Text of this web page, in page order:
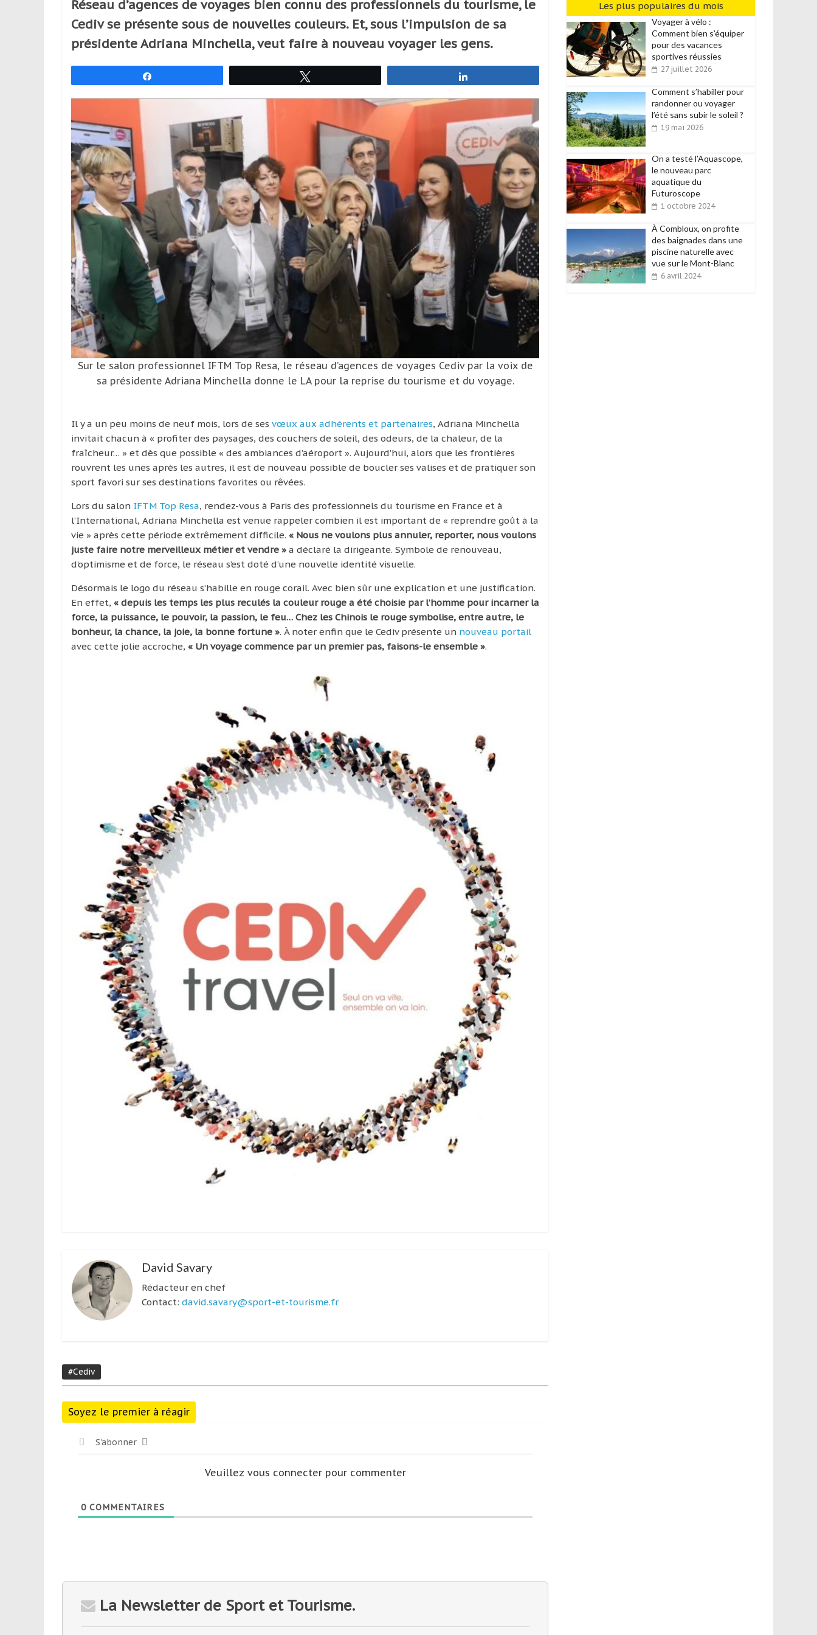
réguliers,
pratiquants,
passionnés
simples
spectateurs
de
qui
se
déplacent
en
France
l’étranger
pour
assouvir
leur
passion,
tout
en
profitant
de
découverte
pays
d’une
région
Réseau d’agences de voyages bien connu des professionnels du tourisme, le
Cediv se présente sous de nouvelles couleurs. Et, sous l’impulsion de sa
présidente Adriana Minchella, veut faire à nouveau voyager les gens.
Sur le salon professionnel IFTM Top Resa, le réseau d’agences de voyages Cediv par la voix de
sa présidente Adriana Minchella donne le LA pour la reprise du tourisme et du voyage.
Il y a un peu moins de neuf mois, lors de ses vœux aux adhérents et partenaires, Adriana Minchella
invitait chacun à « profiter des paysages, des couchers de soleil, des odeurs, de la chaleur, de la
fraîcheur… » et dès que possible « des ambiances d’aéroport ». Aujourd’hui, alors que les frontières
rouvrent les unes après les autres, il est de nouveau possible de boucler ses valises et de pratiquer son
sport favori sur ses destinations favorites ou rêvées.
Lors du salon IFTM Top Resa, rendez-vous à Paris des professionnels du tourisme en France et à
l’International, Adriana Minchella est venue rappeler combien il est important de « reprendre goût à la
vie » après cette période extrêmement difficile. « Nous ne voulons plus annuler, reporter, nous voulons
juste faire notre merveilleux métier et vendre » a déclaré la dirigeante. Symbole de renouveau,
d’optimisme et de force, le réseau s’est doté d’une nouvelle identité visuelle.
Désormais le logo du réseau s’habille en rouge corail. Avec bien sûr une explication et une justification.
En effet, « depuis les temps les plus reculés la couleur rouge a été choisie par l’homme pour incarner la
force, la puissance, le pouvoir, la passion, le feu… Chez les Chinois le rouge symbolise, entre autre, le
bonheur, la chance, la joie, la bonne fortune ». À noter enfin que le Cediv présente un nouveau portail
avec cette jolie accroche, « Un voyage commence par un premier pas, faisons-le ensemble ».
David Savary
Rédacteur en chef
Contact:david.savary@sport-et-tourisme.fr
#Cediv
Soyez le premier à réagir
S’abonner
Veuillez vous connecter pour commenter
0 COMMENTAIRES
La Newsletter de Sport et Tourisme.
Les plus populaires du mois
Voyager à vélo :
Comment bien s’équiper
pour des vacances
sportives réussies
27 juillet 2026
Comment s’habiller pour
randonner ou voyager
l’été sans subir le soleil ?
19 mai 2026
On a testé l’Aquascope,
le nouveau parc
aquatique du
Futuroscope
1 octobre 2024
À Combloux, on profite
des baignades dans une
piscine naturelle avec
vue sur le Mont-Blanc
6 avril 2024